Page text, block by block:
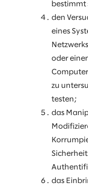
bestimmt
den
eines
oder
zu
testen;
das
das